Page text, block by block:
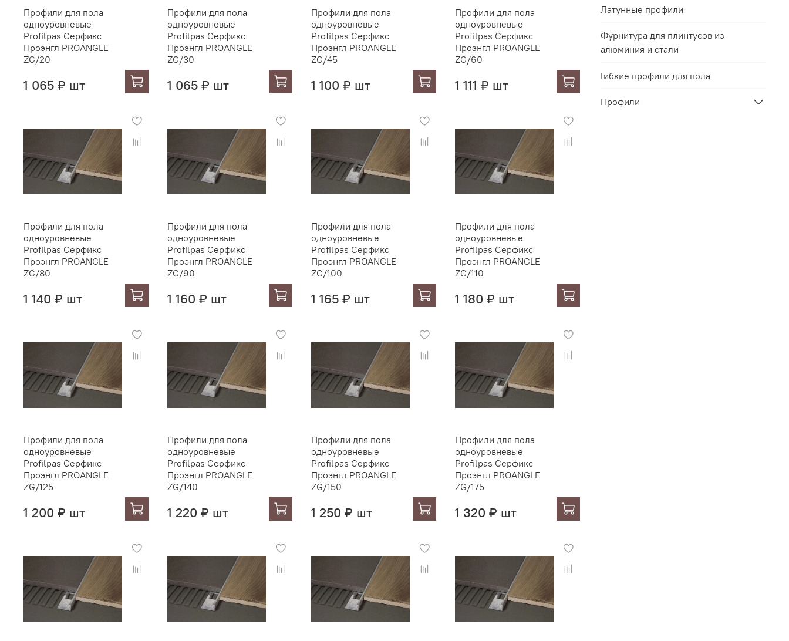
Профили для пола
одноуровневые
Profilpas Серфикс
Проэнгл PROANGLE
ZG/20
1 065 ₽ шт
Профили для пола
одноуровневые
Profilpas Серфикс
Проэнгл PROANGLE
ZG/30
1 065 ₽ шт
Профили для пола
одноуровневые
Profilpas Серфикс
Проэнгл PROANGLE
ZG/45
1 100 ₽ шт
Профили для пола
одноуровневые
Profilpas Серфикс
Проэнгл PROANGLE
ZG/60
1 111 ₽ шт
Профили для пола
одноуровневые
Profilpas Серфикс
Проэнгл PROANGLE
ZG/80
1 140 ₽ шт
Профили для пола
одноуровневые
Profilpas Серфикс
Проэнгл PROANGLE
ZG/90
1 160 ₽ шт
Профили для пола
одноуровневые
Profilpas Серфикс
Проэнгл PROANGLE
ZG/100
1 165 ₽ шт
Профили для пола
одноуровневые
Profilpas Серфикс
Проэнгл PROANGLE
ZG/110
1 180 ₽ шт
Профили для пола
одноуровневые
Profilpas Серфикс
Проэнгл PROANGLE
ZG/125
1 200 ₽ шт
Профили для пола
одноуровневые
Profilpas Серфикс
Проэнгл PROANGLE
ZG/140
1 220 ₽ шт
Профили для пола
одноуровневые
Profilpas Серфикс
Проэнгл PROANGLE
ZG/150
1 250 ₽ шт
Профили для пола
одноуровневые
Profilpas Серфикс
Проэнгл PROANGLE
ZG/175
1 320 ₽ шт
Латунные профили
Фурнитура для плинтусов из
алюминия и стали
Гибкие профили для пола
Профили